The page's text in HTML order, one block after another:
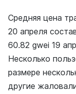
Средняя цена
20 апреля
60.82 gwei 19
Несколько
размере
другие